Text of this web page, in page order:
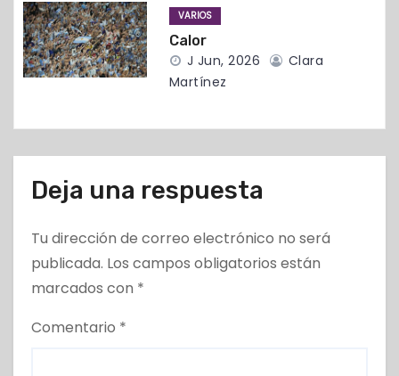
a
d
s
VARIOS
Calor
J Jun, 2026
Clara
Martínez
Deja una respuesta
Tu dirección de correo electrónico no será
publicada. Los campos obligatorios están
marcados con *
Comentario *